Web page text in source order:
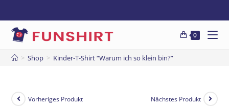
0
> Shop > Kinder-T-Shirt “Warum ich so klein bin?”
Vorheriges Produkt Nächstes Produkt